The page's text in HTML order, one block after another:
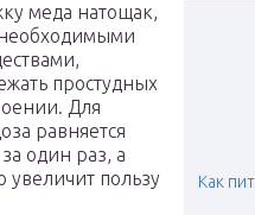
Как
меда натощак,
необходимыми
простудных
Для
равняется
один раз, а
увеличит пользу